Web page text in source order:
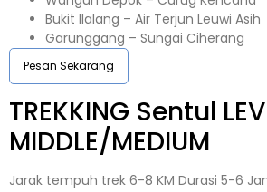
Bukit Ilalang – Air Terjun Leuwi Asih
Garunggang – Sungai Ciherang
Pesan Sekarang
TREKKING Sentul
MIDDLE/MEDIUM
Jarak tempuh trek 6-8 KM Durasi 5-6